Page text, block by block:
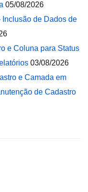
05/08/2026
Inclusão de Dados de
e Coluna para Status
03/08/2026
e Camada em
de Cadastro